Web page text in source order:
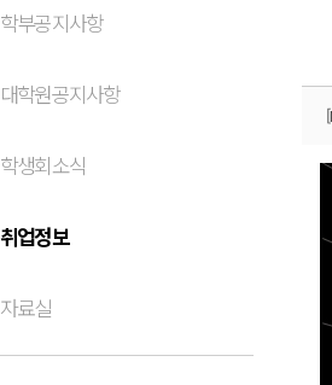
학부공지사항
대학원공지사항
학생회소식
취업정보
자료실